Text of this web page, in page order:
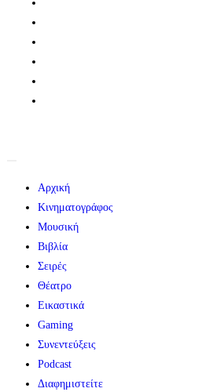
Αρχική
Κινηματογράφος
Μουσική
Βιβλία
Σειρές
Θέατρο
Εικαστικά
Gaming
Συνεντεύξεις
Podcast
Διαφημιστείτε